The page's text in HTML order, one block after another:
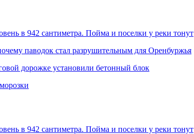
в 942 сантиметра. Пойма и поселки у реки тонут
паводок стал разрушительным для Оренбуржья
дорожке установили бетонный блок
в 942 сантиметра. Пойма и поселки у реки тонут